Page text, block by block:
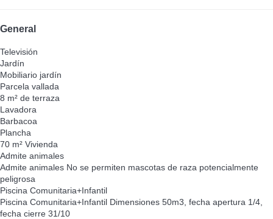
General
Televisión
Jardín
Mobiliario jardín
Parcela vallada
8 m² de terraza
Lavadora
Barbacoa
Plancha
70 m² Vivienda
Admite animales
Admite animales No se permiten mascotas de raza potencialmente
peligrosa
Piscina Comunitaria+Infantil
Piscina Comunitaria+Infantil Dimensiones 50m3, fecha apertura 1/4,
fecha cierre 31/10